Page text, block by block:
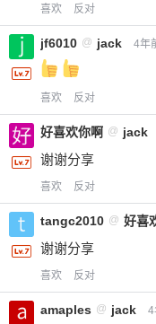
喜欢 反对
jf6010 @ jack 4年
喜欢 反对
好喜欢你啊 @ jack
谢谢分享
喜欢 反对
tangc2010 @ 好喜
谢谢分享
喜欢 反对
amaples @ jack 4